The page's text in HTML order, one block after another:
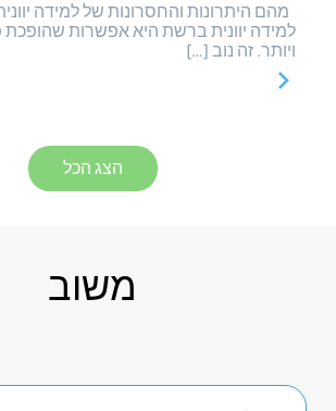
מהם היתרונות והחסרונות של למידה
למידה יוונית ברשת היא אפשרות שהופכת
ויותר. זה נוב […]
הצג הכל
משוב